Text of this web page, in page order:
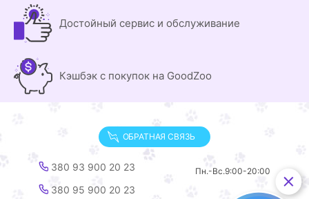
Достойный сервис и обслуживание
Кэшбэк с покупок на GoodZoo
ОБРАТНАЯ СВЯЗЬ
380 93 900 20 23
380 95 900 20 23
Пн.-Вс.9:00-20:00